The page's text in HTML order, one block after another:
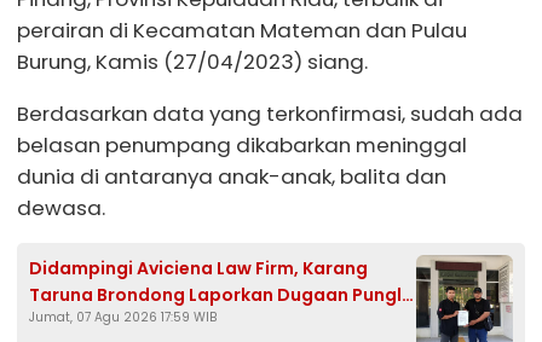
perairan di Kecamatan Mateman dan Pulau
Burung, Kamis (27/04/2023) siang.
Berdasarkan data yang terkonfirmasi, sudah ada
belasan penumpang dikabarkan meninggal
dunia di antaranya anak-anak, balita dan
dewasa.
Didampingi Aviciena Law Firm, Karang
Taruna Brondong Laporkan Dugaan Pungli
Kades Brengkok ke Kejari Lamongan
Jumat, 07 Agu 2026 17:59 WIB